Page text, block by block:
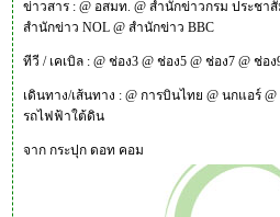
ข่าวสาร : @ อสมท. @ สำนักข่าวกรม ประชา
สำนักข่าว NOL @ สำนักข่าว BBC
ทีวี / เคเบิล : @ ช่อง3 @ ช่อง5 @ ช่อง7 @ ช่อง
เดินทาง/เส้นทาง : @ การบินไทย @ นกแอร์ @
รถไฟฟ้าใต้ดิน
จาก กระปุก ดอท คอม